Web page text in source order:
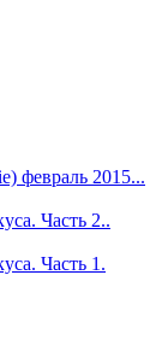
февраль 2015...
Часть 2..
Часть 1.